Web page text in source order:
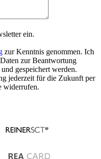
ein.
zur Kenntnis genommen. Ich
zur Beantwortung
gespeichert werden.
jederzeit für die Zukunft per
widerrufen.